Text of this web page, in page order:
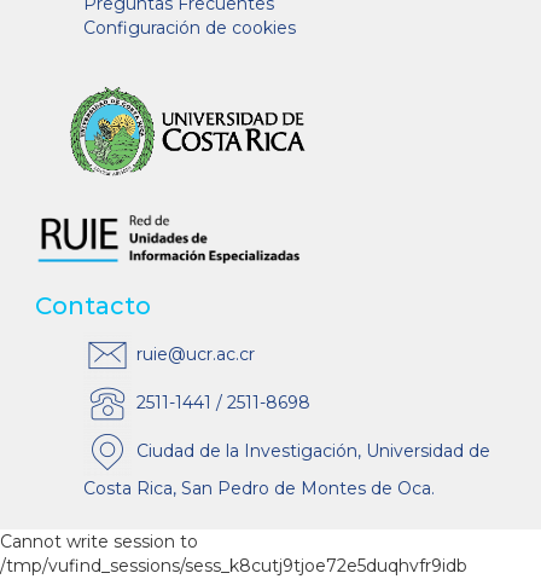
Configuración de cookies
Contacto
ruie@ucr.ac.cr
2511-1441 / 2511-8698
Ciudad de la Investigación, Universidad de
Costa Rica, San Pedro de Montes de Oca.
Cannot write session to
/tmp/vufind_sessions/sess_k8cutj9tjoe72e5duqhvfr9idb